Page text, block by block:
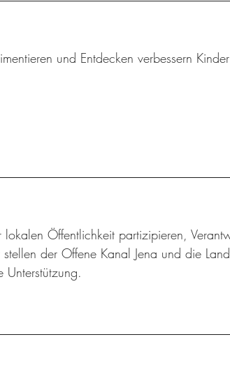
und Entdecken verbessern
Öffentlichkeit partizipieren,
der Offene Kanal Jena und die
Unterstützung.